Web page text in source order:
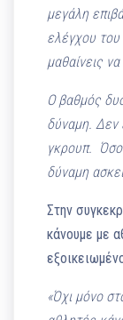
μεγάλη
ελέγχου
μαθαίνεις
Ο βαθμός
δύναμη. Δεν
γκρουπ. Όσο
δύναμη
Στην
κάνουμε με
«Όχι μόνο